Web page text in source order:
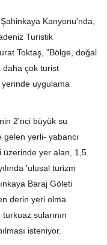
Kanyonu'nda,
Turistik
Toktaş, "Bölge, doğal
daha çok turist
yerinde uygulama
2'nci büyük su
yerli- yabancı
üzerinde yer alan, 1,5
'ulusal turizm
Baraj Göleti
derin yeri olma
sularının
isteniyor.